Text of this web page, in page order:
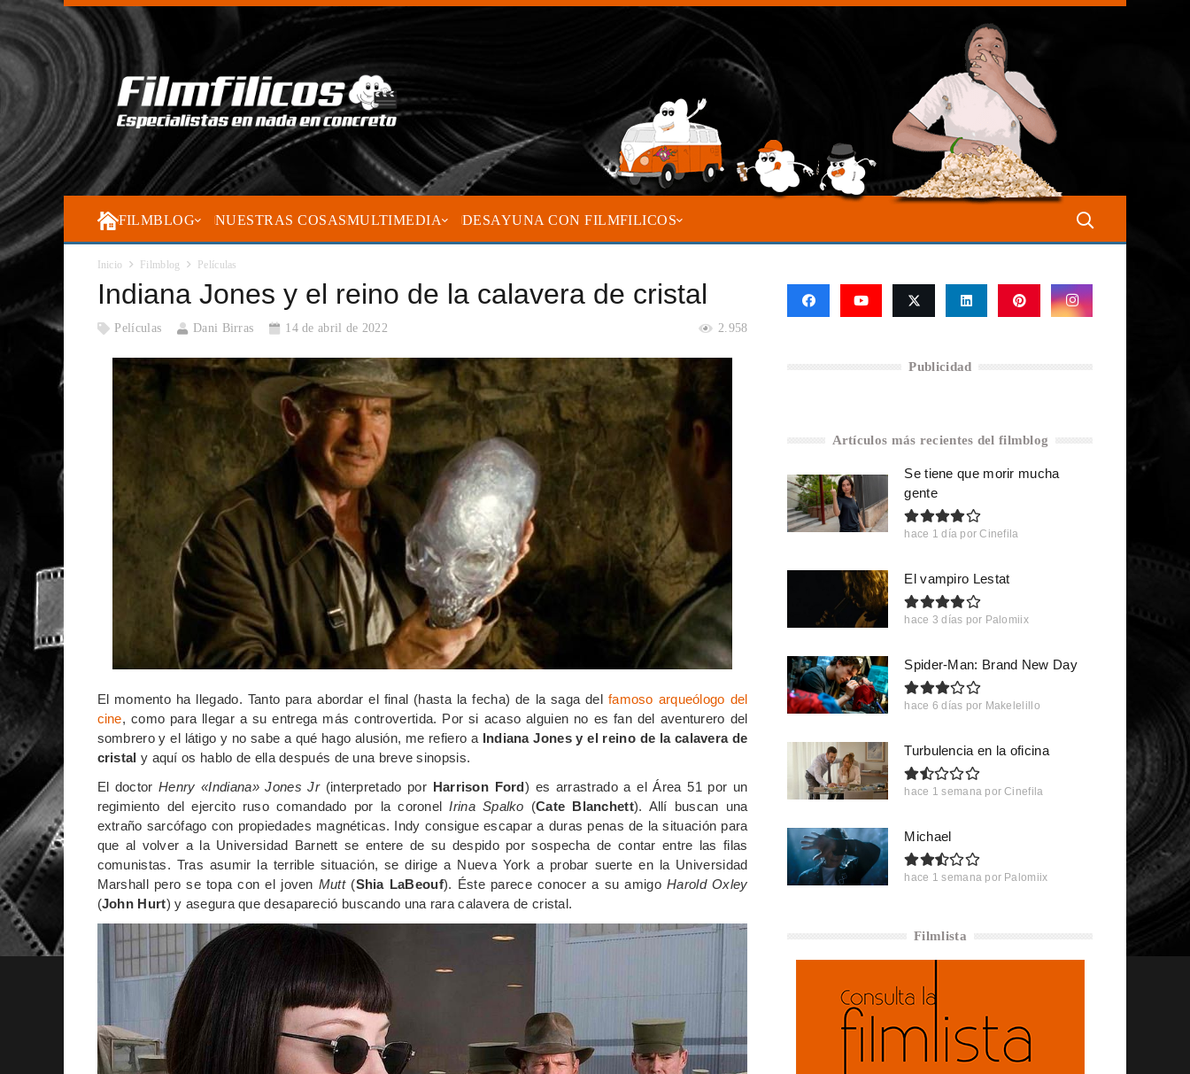
FILMBLOG NUESTRAS COSASMULTIMEDIA DESAYUNA CON FILMFILICOS
Inicio Filmblog Películas
Indiana Jones y el reino de la calavera de cristal
Películas Dani Birras 14 de abril de 2022 2.958
El momento ha llegado. Tanto para abordar el final (hasta la fecha) de la saga del famoso arqueólogo del
cine, como para llegar a su entrega más controvertida. Por si acaso alguien no es fan del aventurero del
sombrero y el látigo y no sabe a qué hago alusión, me refiero a Indiana Jones y el reino de la calavera de
cristal y aquí os hablo de ella después de una breve sinopsis.
El doctorHenry «Indiana» Jones Jr(interpretado por Harrison Ford) es arrastrado a el Área 51 por un
regimiento del ejercito ruso comandado por la coronelIrina Spalko (Cate Blanchett). Allí buscan una
extraño sarcófago con propiedades magnéticas. Indy consigue escapar a duras penas de la situación para
que al volver a la Universidad Barnett se entere de su despido por sospecha de contar entre las filas
comunistas. Tras asumir la terrible situación, se dirige a Nueva York a probar suerte en la Universidad
Marshall pero se topa con el joven Mutt(Shia LaBeouf). Éste parece conocer a su amigoHarold Oxley
(John Hurt) y asegura que desapareció buscando una rara calavera de cristal.
Publicidad
Artículos más recientes del filmblog
Se tiene que morir mucha
gente
hace 1 día por Cinefila
El vampiro Lestat
hace 3 días por Palomiix
Spider-Man: Brand New Day
hace 6 días por Makelelillo
Turbulencia en la oficina
hace 1 semana por Cinefila
Michael
hace 1 semana por Palomiix
Filmlista